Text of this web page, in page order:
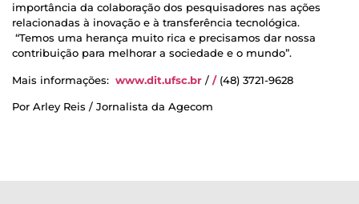
importância da colaboração dos pesquisadores nas ações
relacionadas à inovação e à transferência tecnológica.
“Temos uma herança muito rica e precisamos dar nossa
contribuição para melhorar a sociedade e o mundo”.
Mais informações: www.dit.ufsc.br / / (48) 3721-9628
Por Arley Reis / Jornalista da Agecom